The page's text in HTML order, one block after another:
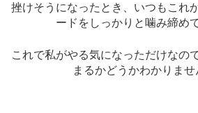
挫けそうになったとき、いつもこれ
ードをしっかりと噛み締め
これで私がやる気になっただけなの
まるかどうかわかりませ